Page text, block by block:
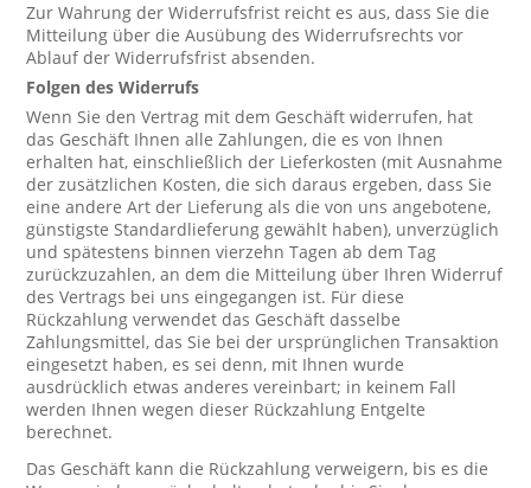
Zur Wahrung der Widerrufsfrist reicht es aus, dass Sie die
Mitteilung über die Ausübung des Widerrufsrechts vor
Ablauf der Widerrufsfrist absenden.
Folgen des Widerrufs
Wenn Sie den Vertrag mit dem Geschäft widerrufen, hat
das Geschäft Ihnen alle Zahlungen, die es von Ihnen
erhalten hat, einschließlich der Lieferkosten (mit Ausnahme
der zusätzlichen Kosten, die sich daraus ergeben, dass Sie
eine andere Art der Lieferung als die von uns angebotene,
günstigste Standardlieferung gewählt haben), unverzüglich
und spätestens binnen vierzehn Tagen ab dem Tag
zurückzuzahlen, an dem die Mitteilung über Ihren Widerruf
des Vertrags bei uns eingegangen ist. Für diese
Rückzahlung verwendet das Geschäft dasselbe
Zahlungsmittel, das Sie bei der ursprünglichen Transaktion
eingesetzt haben, es sei denn, mit Ihnen wurde
ausdrücklich etwas anderes vereinbart; in keinem Fall
werden Ihnen wegen dieser Rückzahlung Entgelte
berechnet.
Das Geschäft kann die Rückzahlung verweigern, bis es die